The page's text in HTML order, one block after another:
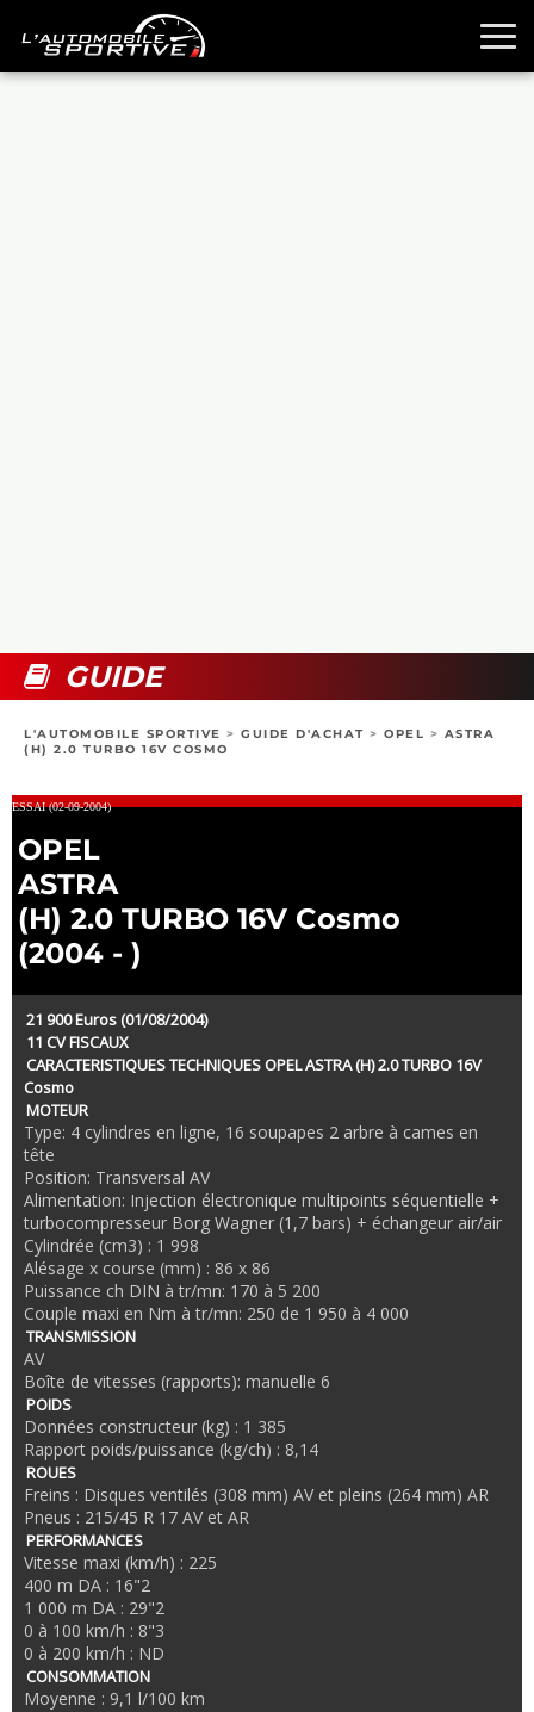
BOUTIQUE
GUIDE
L'AUTOMOBILE SPORTIVE > GUIDE D'ACHAT > OPEL > ASTRA
(H) 2.0 TURBO 16V COSMO
ESSAI (02-09-2004)
OPEL
ASTRA
(H) 2.0 TURBO 16V Cosmo
(2004 - )
21 900 Euros (01/08/2004)
11 CV FISCAUX
CARACTERISTIQUES TECHNIQUES OPEL ASTRA (H) 2.0 TURBO 16V
Cosmo
MOTEUR
Type: 4 cylindres en ligne, 16 soupapes 2 arbre à cames en
tête
Position: Transversal AV
Alimentation: Injection électronique multipoints séquentielle +
turbocompresseur Borg Wagner (1,7 bars) + échangeur air/air
Cylindrée (cm3) : 1 998
Alésage x course (mm) : 86 x 86
Puissance ch DIN à tr/mn: 170 à 5 200
Couple maxi en Nm à tr/mn: 250 de 1 950 à 4 000
TRANSMISSION
AV
Boîte de vitesses (rapports): manuelle 6
POIDS
Données constructeur (kg) : 1 385
Rapport poids/puissance (kg/ch) : 8,14
ROUES
Freins : Disques ventilés (308 mm) AV et pleins (264 mm) AR
Pneus : 215/45 R 17 AV et AR
PERFORMANCES
Vitesse maxi (km/h) : 225
400 m DA : 16"2
1 000 m DA : 29"2
0 à 100 km/h : 8"3
0 à 200 km/h : ND
CONSOMMATION
Moyenne : 9,1 l/100 km